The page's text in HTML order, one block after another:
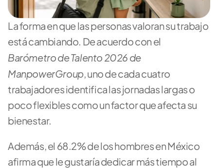
La forma en que las personas valoran su trabajo
Barómetro de Talento 2026 de
ManpowerGroup, uno de cada cuatro
trabajadores identifica las jornadas largas o
poco flexibles como un factor que afecta su
bienestar.
Además, el 68.2% de los hombres en México
afirma que le gustaría dedicar más tiempo al